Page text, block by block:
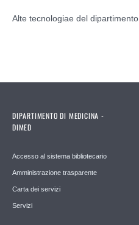
Alte tecnologiae del dipartimento
DIPARTIMENTO DI MEDICINA -
DIMED
Accesso al sistema bibliotecario
Amministrazione trasparente
Carta dei servizi
Servizi